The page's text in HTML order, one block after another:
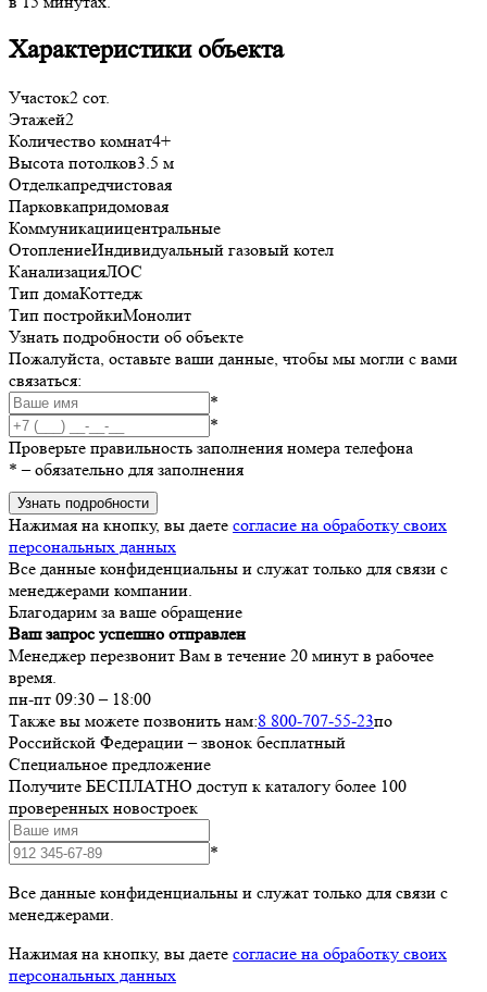
Характеристики объекта
Участок2 сот.
Этажей2
Количество комнат4+
Высота потолков3.5 м
Отделкапредчистовая
Парковкапридомовая
Коммуникациицентральные
ОтоплениеИндивидуальный газовый котел
КанализацияЛОС
Тип домаКоттедж
Тип постройкиМонолит
Узнать подробности об объекте
Пожалуйста, оставьте ваши данные, чтобы мы могли с вами
связаться:
*
*
Проверьте правильность заполнения номера телефона
* – обязательно для заполнения
Узнать подробности
Нажимая на кнопку, вы даете согласие на обработку своих
персональных данных
Все данные конфиденциальны и служат только для связи с
менеджерами компании.
Благодарим за ваше обращение
Ваш запрос успешно отправлен
Менеджер перезвонит Вам в течение 20 минут в рабочее
время.
пн-пт 09:30 – 18:00
Также вы можете позвонить нам:8 800-707-55-23по
Российской Федерации – звонок бесплатный
Специальное предложение
Получите БЕСПЛАТНО доступ к каталогу более 100
проверенных новостроек
*
Все данные конфиденциальны и служат только для связи с
менеджерами.
Нажимая на кнопку, вы даете согласие на обработку своих
персональных данных